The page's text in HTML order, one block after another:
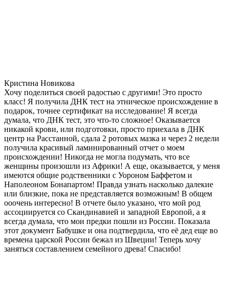
Кристина Новикова
Хочу поделиться своей радостью с другими! Это просто
класс! Я получила ДНК тест на этническое происхождение в
подарок, точнее сертификат на исследование! Я всегда
думала, что ДНК тест, это что-то сложное! Оказывается
никакой крови, или подготовки, просто приехала в ДНК
центр на Расстанной, сдала 2 ротовых мазка и через 2 недели
получила красивый ламинированный отчет о моем
происхождении! Никогда не могла подумать, что все
женщины произошли из Африки! А еще, оказывается, у меня
имеются общие родственники с Уороном Баффетом и
Наполеоном Бонапартом! Правда узнать насколько далекие
или близкие, пока не представляется возможным! В общем
ооочень интересно! В отчете было указано, что мой род
ассоциируется со Скандинавией и западной Европой, а я
всегда думала, что мои предки пошли из России. Показала
этот документ Бабушке и она подтвердила, что её дед еще во
времена царской России бежал из Швеции! Теперь хочу
заняться составлением семейного древа! Спасибо!